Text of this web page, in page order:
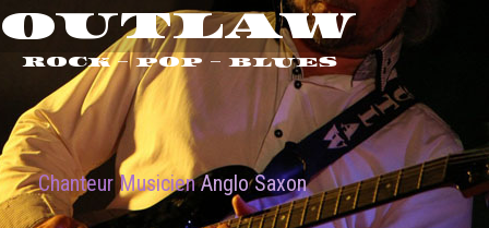
OUTLAW
ROCK - POP - BLUES
Chanteur MusicienAnglo Saxon